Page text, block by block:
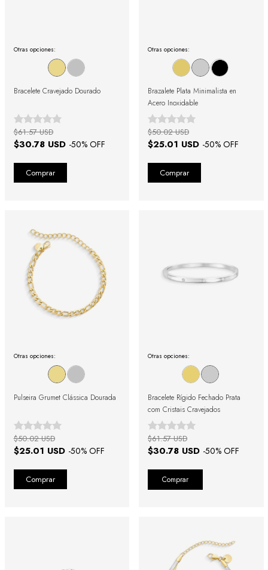
Otras opciones:
Bracelete Cravejado Dourado
$30.78 USD -50% OFF
$61.57 USD
Otras opciones:
Brazalete Plata Minimalista en
Acero Inoxidable
$25.01 USD -50% OFF
$50.02 USD
Otras opciones:
Pulseira Grumet Clássica Dourada
$25.01 USD -50% OFF
$50.02 USD
Otras opciones:
Bracelete Rígido Fechado Prata
com Cristais Cravejados
$30.78 USD -50% OFF
$61.57 USD
Comprar